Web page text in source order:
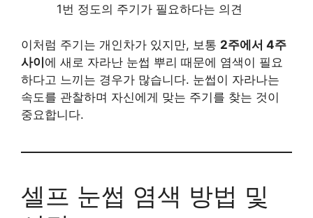
1번 정도의 주기가 필요하다는 의견
이처럼 주기는 개인차가 있지만, 보통 2주에서 4주
사이에 새로 자라난 눈썹 뿌리 때문에 염색이 필요
하다고 느끼는 경우가 많습니다. 눈썹이 자라나는
속도를 관찰하며 자신에게 맞는 주기를 찾는 것이
중요합니다.
셀프 눈썹 염색 방법 및